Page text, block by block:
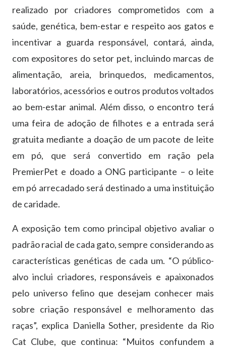
realizado por criadores comprometidos com a
saúde, genética, bem-estar e respeito aos gatos e
incentivar a guarda responsável, contará, ainda,
com expositores do setor pet, incluindo marcas de
alimentação, areia, brinquedos, medicamentos,
laboratórios, acessórios e outros produtos voltados
ao bem-estar animal. Além disso, o encontro terá
uma feira de adoção de filhotes e a entrada será
gratuita mediante a doação de um pacote de leite
em pó, que será convertido em ração pela
PremierPet e doado a ONG participante – o leite
em pó arrecadado será destinado a uma instituição
de caridade.
A exposição tem como principal objetivo avaliar o
padrão racial de cada gato, sempre considerando as
características genéticas de cada um. “O público-
alvo inclui criadores, responsáveis e apaixonados
pelo universo felino que desejam conhecer mais
sobre criação responsável e melhoramento das
raças”, explica Daniella Sother, presidente da Rio
Cat Clube, que continua: “Muitos confundem a